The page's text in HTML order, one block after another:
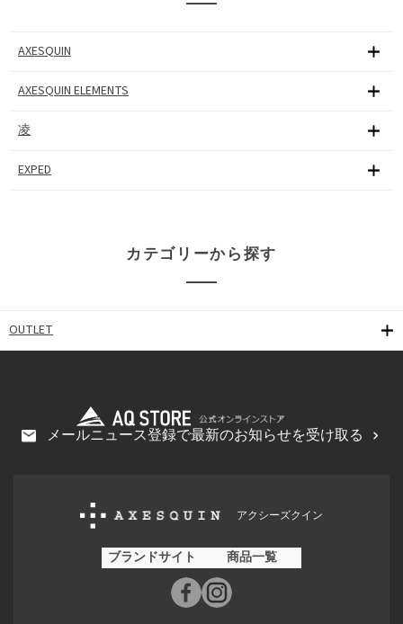
AXESQUIN
AXESQUIN ELEMENTS
凌
EXPED
カテゴリーから探す
OUTLET
メールニュース登録で最新のお知らせを受け取る
アクシーズクイン
ブランドサイト 商品一覧